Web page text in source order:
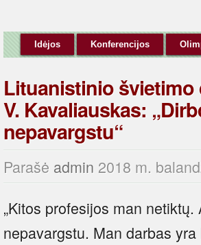
Idėjos Konferencijos
Lituanistinio
V. Kavaliauskas:
nepavargstu“
Parašė admin 2018 m.
„Kitos profesijos man
nepavargstu. Man darbas